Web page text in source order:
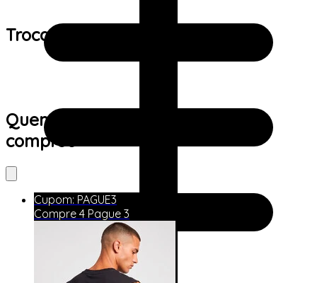
Trocas e devoluções:
Quem viu este produto também
comprou